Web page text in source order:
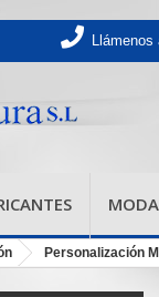
Llámenos
MODA
Personalización